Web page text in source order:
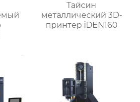
Тайсин
металлический 3D-
принтер iDEN160